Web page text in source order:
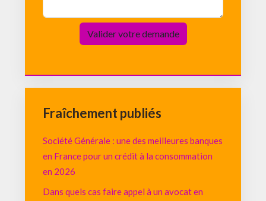
Fraîchement publiés
Société Générale : une des meilleures banques
en France pour un crédit à la consommation
en 2026
Dans quels cas faire appel à un avocat en